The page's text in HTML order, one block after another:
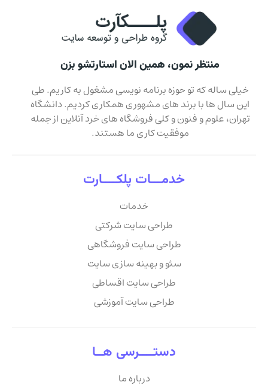
منتظر نمون، همین الان استارتشو بزن
خیلی ساله که تو حوزه برنامه نویسی مشغول به کاریم. طی
این سال ها با برند های مشهوری همکاری کردیم. دانشگاه
تهران، علوم و فنون و کلی فروشگاه های خرد آنلاین از جمله
موفقیت کاری ما هستند.
خدمـــات پلکــــارت
خدمات
طراحی سایت شرکتی
طراحی سایت فروشگاهی
سئو و بهینه سازی سایت
طراحی سایت اقساطی
طراحی سایت آموزشی
دستــــرسی هــا
درباره ما